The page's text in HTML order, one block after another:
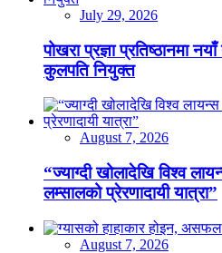
July 29, 2026
पोखरा प्रज्ञा प्रतिष्ठानमा
कुलपति नियुक्त
August 7, 2026
“ज्याग्दी खोलादेखि विश्व
लम्सालको प्रेरणादायी यात्रा”
August 7, 2026